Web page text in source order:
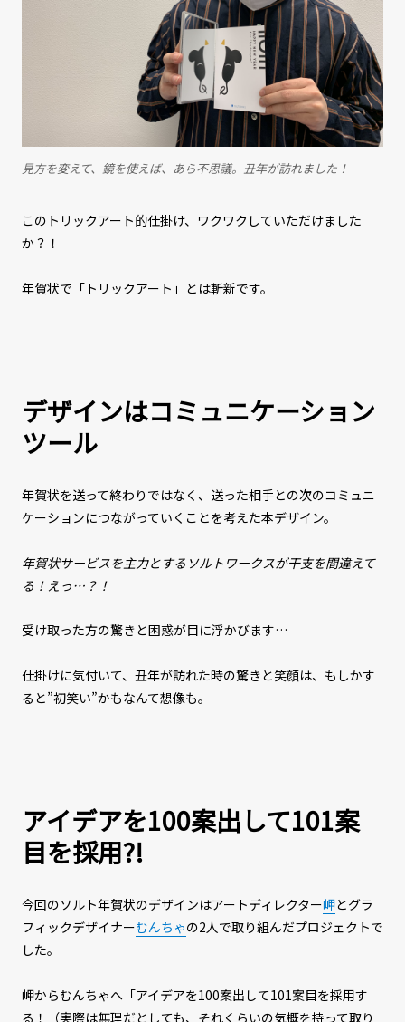
見方を変えて、鏡を使えば、あら不思議。丑年が訪れました！
このトリックアート的仕掛け、ワクワクしていただけました
か？！
年賀状で「トリックアート」とは斬新です。
デザインはコミュニケーション
ツール
年賀状を送って終わりではなく、送った相手との次のコミュニ
ケーションにつながっていくことを考えた本デザイン。
年賀状サービスを主力とするソルトワークスが干支を間違えて
る！えっ…？！
受け取った方の驚きと困惑が目に浮かびます…
仕掛けに気付いて、丑年が訪れた時の驚きと笑顔は、もしかす
ると”初笑い”かもなんて想像も。
アイデアを100案出して101案
目を採用?!
今回のソルト年賀状のデザインはアートディレクター岬とグラ
フィックデザイナーむんちゃの2人で取り組んだプロジェクトで
した。
岬からむんちゃへ「アイデアを100案出して101案目を採用す
る！（実際は無理だとしても、それくらいの気概を持って取り